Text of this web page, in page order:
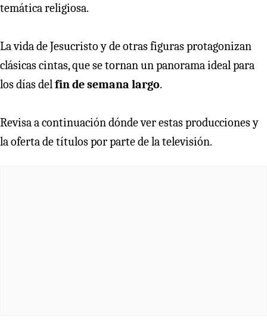
temática religiosa.
La vida de Jesucristo y de otras figuras protagonizan
clásicas cintas, que se tornan un panorama ideal para
los días delfin de semana largo.
Revisa a continuación dónde ver estas producciones y
la oferta de títulos por parte de la televisión.